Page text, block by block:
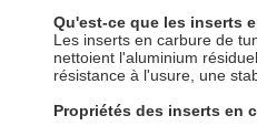
Qu'est-ce que les inserts
Les inserts en carbure de
nettoient l'aluminium
résistance à l'usure, une
Propriétés des inserts en